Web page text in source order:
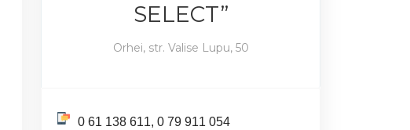
SELECT”
Orhei, str. Valise Lupu, 50
0 61 138 611, 0 79 911 054